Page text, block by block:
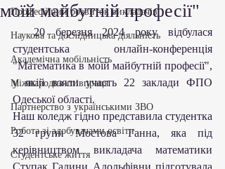
Професійний розвиток викладачів
Наукова та дослідницька діяльність
Академічна мобільність
Міжнародна співпраця
Партнерство з українськими ЗВО
Робота зі здобувачами освіти
Студентське життя
моїй майбутній професії"
  20 березня 2024 року відбулася
студентська онлайн-конференція
"Математика в моїй майбутній професії",
у якій взяли участь 22 заклади ФПО
Одеської області.
Наш коледж гідно представила студентка
32 групи Мостова Ганна, яка під
керівництвом викладача математики
Ступак Галини Адольфівни підготувала